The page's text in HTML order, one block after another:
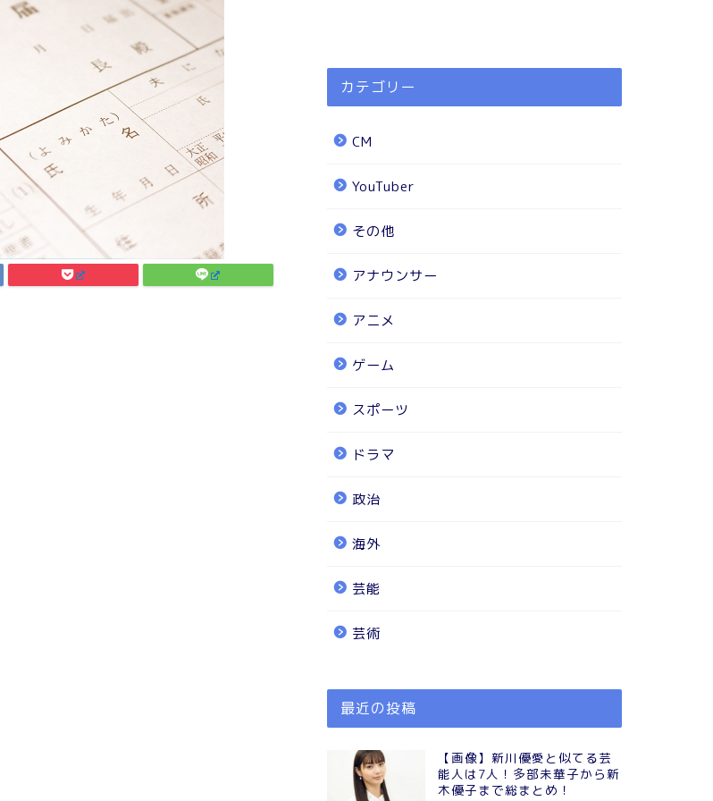
カテゴリー
CM
YouTuber
その他
アナウンサー
アニメ
ゲーム
スポーツ
ドラマ
政治
海外
芸能
芸術
最近の投稿
【画像】新川優愛と似てる芸
能人は7人！多部未華子から新
木優子まで総まとめ！